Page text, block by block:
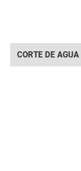
CORTE DE AGUA